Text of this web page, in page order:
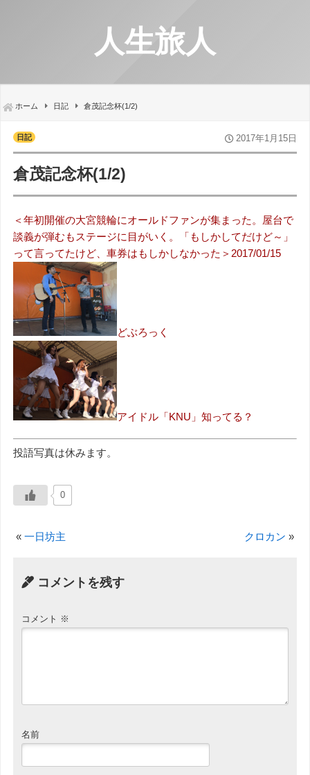
人生旅人
ホーム 日記 倉茂記念杯(1/2)
日記 2017年1月15日
倉茂記念杯(1/2)
＜年初開催の大宮競輪にオールドファンが集まった。屋台で
談義が弾むもステージに目がいく。「もしかしてだけど～」
って言ってたけど、車券はもしかしなかった＞2017/01/15
どぶろっく
アイドル「KNU」知ってる？
投語写真は休みます。
0
« 一日坊主 クロカン »
コメントを残す
コメント ※
名前